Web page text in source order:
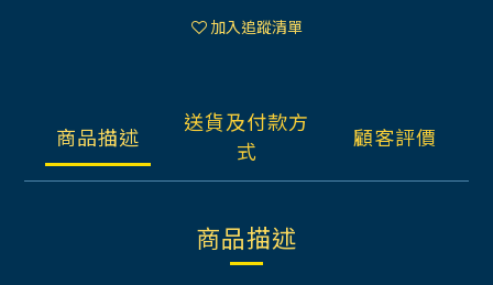
加入追蹤清單
商品描述
送貨及付款方
式
顧客評價
商品描述